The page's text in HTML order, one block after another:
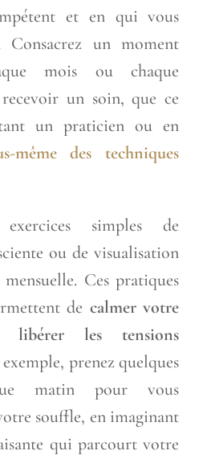
et en qui vous
Consacrez un moment
mois ou chaque
un soin, que ce
un praticien ou en
même des techniques
simples de
ou de visualisation
Ces pratiques
de calmer votre
libérer les tensions
exemple, prenez quelques
matin pour vous
souffle, en imaginant
qui parcourt votre